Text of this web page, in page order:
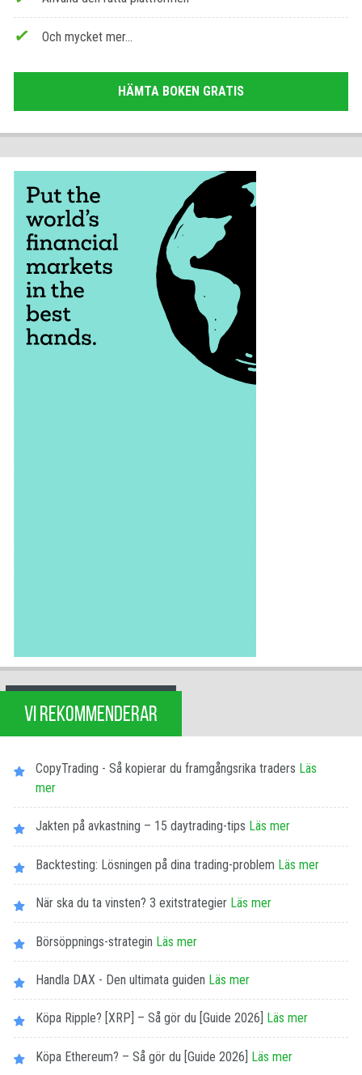
Och mycket mer...
HÄMTA BOKEN GRATIS
VI REKOMMENDERAR
CopyTrading - Så kopierar du framgångsrika traders Läs
mer
Jakten på avkastning – 15 daytrading-tips Läs mer
Backtesting: Lösningen på dina trading-problem Läs mer
När ska du ta vinsten? 3 exitstrategier Läs mer
Börsöppnings-strategin Läs mer
Handla DAX - Den ultimata guiden Läs mer
Köpa Ripple? [XRP] – Så gör du [Guide 2026] Läs mer
Köpa Ethereum? – Så gör du [Guide 2026] Läs mer